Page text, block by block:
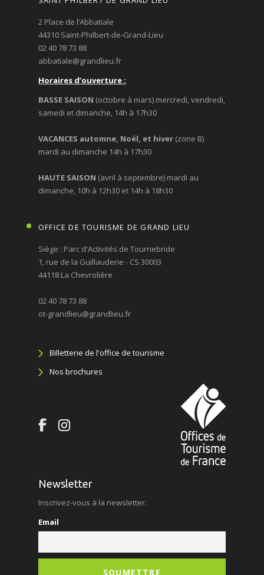
2 Place de l’Abbatiale
44310 Saint-Philbert-de-Grand-Lieu
02 40 78 73 88
abbatiale@grandlieu.fr
Horaires d’ouverture :
BASSE SAISON (octobre à mars) mercredi, vendredi,
samedi et dimanche, 14h à 17h30
VACANCES automne, Noël, et hiver (zone B)
mardi au dimanche 14h à 17h30
HAUTE SAISON (avril à septembre) mardi au
dimanche, 10h à 12h30 et 14h à 18h30
OFFICE DE TOURISME DE GRAND LIEU
Siège : Parc d'Activités de Tournebride
1, rue de la Guillauderie - CS 30003
44118 La Chevrolière
02 40 78 73 88
ot-grandlieu@grandlieu.fr
Billetterie de l'office de tourisme
Nos brochures
Newsletter
Inscrivez-vous à la newsletter.
Email